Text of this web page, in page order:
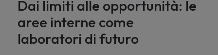
Dai limiti alle opportunità: le
aree interne come
laboratori di futuro